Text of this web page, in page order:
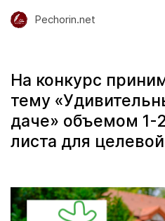
Pechorin.net
На конкурс
тему
даче» объемом 1-
листа для